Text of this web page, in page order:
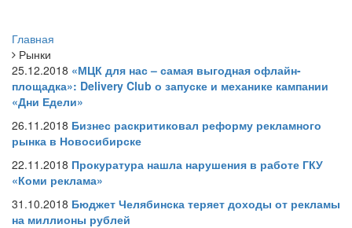
Главная
Рынки
25.12.2018 «МЦК для нас – самая выгодная офлайн-
площадка»: Delivery Club о запуске и механике кампании
«Дни Едели»
26.11.2018 Бизнес раскритиковал реформу рекламного
рынка в Новосибирске
22.11.2018 Прокуратура нашла нарушения в работе ГКУ
«Коми реклама»
31.10.2018 Бюджет Челябинска теряет доходы от рекламы
на миллионы рублей